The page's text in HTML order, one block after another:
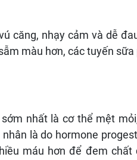
căng, nhạy cảm và dễ
màu hơn, các tuyến
nhất là cơ thể mệt
là do hormone
máu hơn để đem